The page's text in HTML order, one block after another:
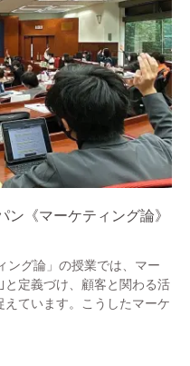
《マーケティング論》
ング論」の授業では、マー
定義づけ、顧客と関わる活
ています。こうしたマーケ